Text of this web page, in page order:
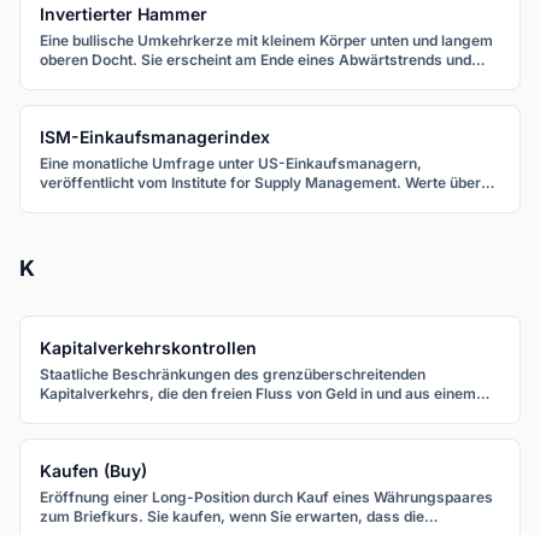
Invertierter Hammer
Eine bullische Umkehrkerze mit kleinem Körper unten und langem
oberen Docht. Sie erscheint am Ende eines Abwärtstrends und
ISM-Einkaufsmanagerindex
Eine monatliche Umfrage unter US-Einkaufsmanagern,
veröffentlicht vom Institute for Supply Management. Werte über
K
Kapitalverkehrskontrollen
Staatliche Beschränkungen des grenzüberschreitenden
Kapitalverkehrs, die den freien Fluss von Geld in und aus einem
Kaufen (Buy)
Eröffnung einer Long-Position durch Kauf eines Währungspaares
zum Briefkurs. Sie kaufen, wenn Sie erwarten, dass die